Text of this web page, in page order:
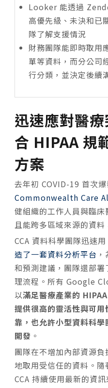
Looker 能透過
高優先級、未決和已
隊了解支援情況
財務團隊能即時取用
單等資料，而分公司
行分類，並決定後續
迅速應對醫
合 HIPAA 規
方案
去年初 COVID-19 首次
Commonwealth Care
健組織的工作人員與臨床
且能跨多區域來源的資料
CCA 資料科學團隊迅速用
造了一套資料分析平台
和預測建議，團隊還部
理流程。所有 Google
以滿足醫療產業的
提供很高的靈活性與可
靠，也允許小型資料科
開發 。
團隊在不增加內部資源
地取用受信任的資料。隨
CCA 持續使用最新的資